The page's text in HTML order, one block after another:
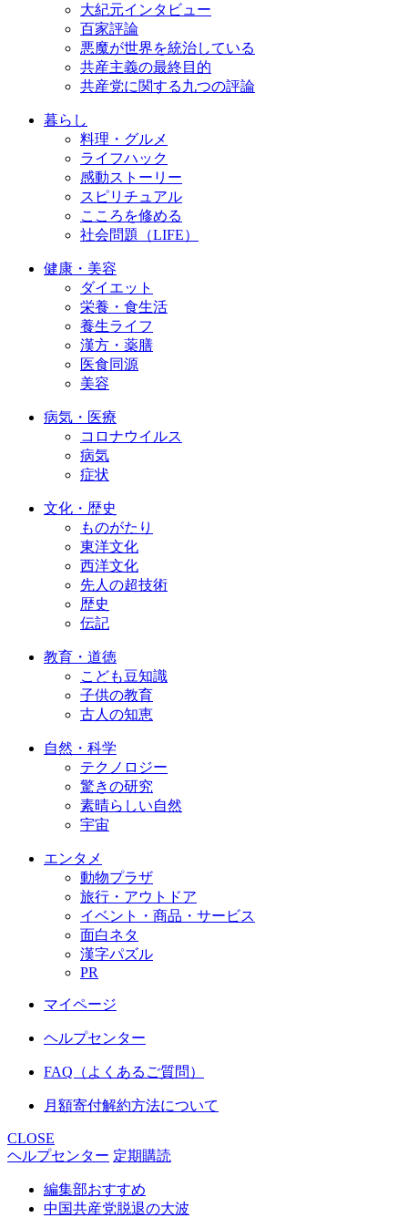
大紀元インタビュー
百家評論
悪魔が世界を統治している
共産主義の最終目的
共産党に関する九つの評論
暮らし
料理・グルメ
ライフハック
感動ストーリー
スピリチュアル
こころを修める
社会問題（LIFE）
健康・美容
ダイエット
栄養・食生活
養生ライフ
漢方・薬膳
医食同源
美容
病気・医療
コロナウイルス
病気
症状
文化・歴史
ものがたり
東洋文化
西洋文化
先人の超技術
歴史
伝記
教育・道徳
こども豆知識
子供の教育
古人の知恵
自然・科学
テクノロジー
驚きの研究
素晴らしい自然
宇宙
エンタメ
動物プラザ
旅行・アウトドア
イベント・商品・サービス
面白ネタ
漢字パズル
PR
マイページ
ヘルプセンター
FAQ（よくあるご質問）
月額寄付解約方法について
CLOSE
ヘルプセンター 定期購読
編集部おすすめ
中国共産党脱退の大波